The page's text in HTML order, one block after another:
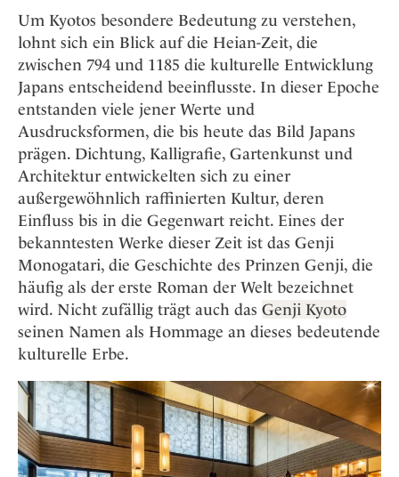
Um Kyotos besondere Bedeutung zu verstehen,
lohnt sich ein Blick auf die Heian-Zeit, die
zwischen 794 und 1185 die kulturelle Entwicklung
Japans entscheidend beeinflusste. In dieser Epoche
entstanden viele jener Werte und
Ausdrucksformen, die bis heute das Bild Japans
prägen. Dichtung, Kalligrafie, Gartenkunst und
Architektur entwickelten sich zu einer
außergewöhnlich raffinierten Kultur, deren
Einfluss bis in die Gegenwart reicht. Eines der
bekanntesten Werke dieser Zeit ist das Genji
Monogatari, die Geschichte des Prinzen Genji, die
häufig als der erste Roman der Welt bezeichnet
wird. Nicht zufällig trägt auch das Genji Kyoto
seinen Namen als Hommage an dieses bedeutende
kulturelle Erbe.